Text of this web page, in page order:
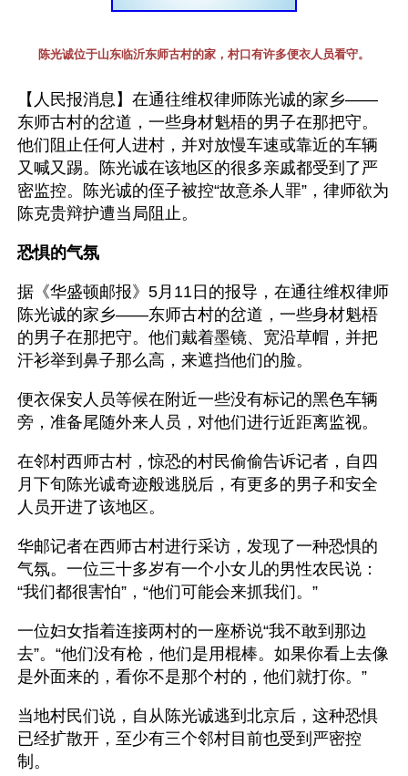
陈光诚位于山东临沂东师古村的家，村口有许多便衣人员看守。
【人民报消息】在通往维权律师陈光诚的家乡——
东师古村的岔道，一些身材魁梧的男子在那把守。
他们阻止任何人进村，并对放慢车速或靠近的车辆
又喊又踢。陈光诚在该地区的很多亲戚都受到了严
密监控。陈光诚的侄子被控“故意杀人罪”，律师欲为
陈克贵辩护遭当局阻止。
恐惧的气氛
据《华盛顿邮报》5月11日的报导，在通往维权律师
陈光诚的家乡——东师古村的岔道，一些身材魁梧
的男子在那把守。他们戴着墨镜、宽沿草帽，并把
汗衫举到鼻子那么高，来遮挡他们的脸。
便衣保安人员等候在附近一些没有标记的黑色车辆
旁，准备尾随外来人员，对他们进行近距离监视。
在邻村西师古村，惊恐的村民偷偷告诉记者，自四
月下旬陈光诚奇迹般逃脱后，有更多的男子和安全
人员开进了该地区。
华邮记者在西师古村进行采访，发现了一种恐惧的
气氛。一位三十多岁有一个小女儿的男性农民说：
“我们都很害怕”，“他们可能会来抓我们。”
一位妇女指着连接两村的一座桥说“我不敢到那边
去”。“他们没有枪，他们是用棍棒。如果你看上去像
是外面来的，看你不是那个村的，他们就打你。”
当地村民们说，自从陈光诚逃到北京后，这种恐惧
已经扩散开，至少有三个邻村目前也受到严密控
制。